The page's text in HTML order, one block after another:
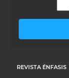
REVISTA ÉNFASIS